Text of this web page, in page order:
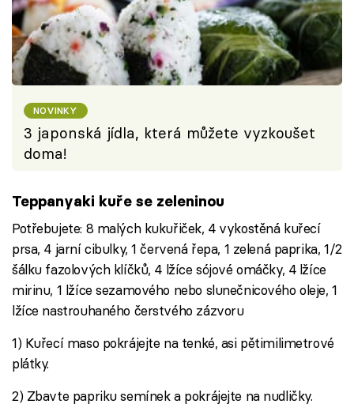
NOVINKY
3 japonská jídla, která můžete vyzkoušet
doma!
Teppanyaki kuře se zeleninou
Potřebujete: 8 malých kukuřiček, 4 vykostěná kuřecí
prsa, 4 jarní cibulky, 1 červená řepa, 1 zelená paprika, 1/2
šálku fazolových klíčků, 4 lžíce sójové omáčky, 4 lžíce
mirinu, 1 lžíce sezamového nebo slunečnicového oleje, 1
lžíce nastrouhaného čerstvého zázvoru
1) Kuřecí maso pokrájejte na tenké, asi pětimilimetrové
plátky.
2) Zbavte papriku semínek a pokrájejte na nudličky.